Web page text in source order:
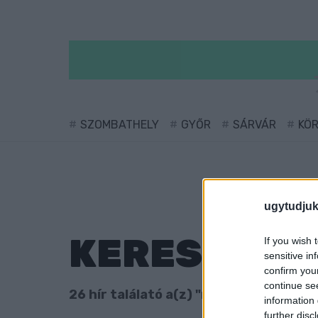
If you wish
sensitive
confirm
continue
information
further
SZOMBATHELY GYŐR SÁRVÁR
KERESÉS
26 hír találató a(z) "megfigyelési